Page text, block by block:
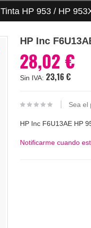
Tinta HP 953 / HP
HP Inc
28,02 €
23,16 €
Sea el
HP Inc F6U13AE HP
Notificarme cuando